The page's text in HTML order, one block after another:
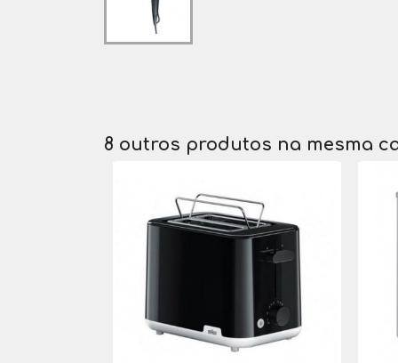
8 outros produtos na mesma